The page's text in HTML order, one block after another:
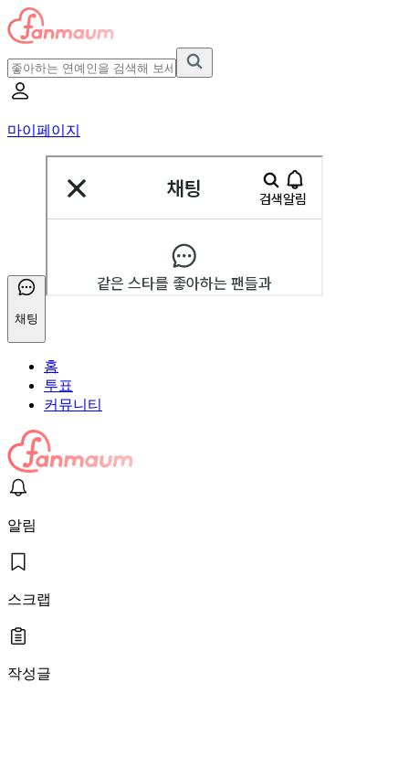
마이페이지
채팅
홈
투표
커뮤니티
알림
스크랩
작성글